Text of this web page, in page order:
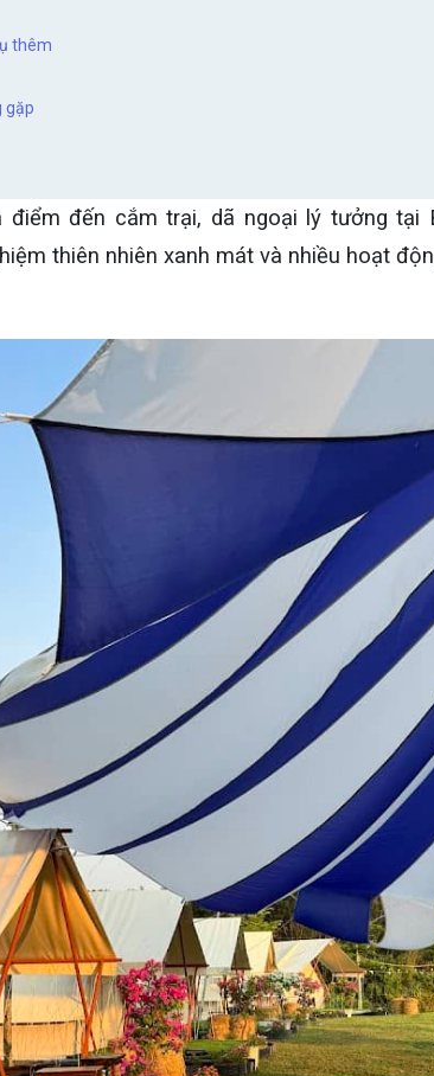
thêm
gặp
điểm đến cắm trại, dã ngoại lý tưởng
thiên nhiên xanh mát và nhiều hoạt